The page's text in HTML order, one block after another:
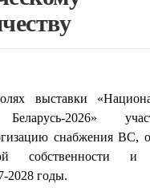
выставки
Беларусь-2026»
снабжения ВС,
собственности
2028 годы.